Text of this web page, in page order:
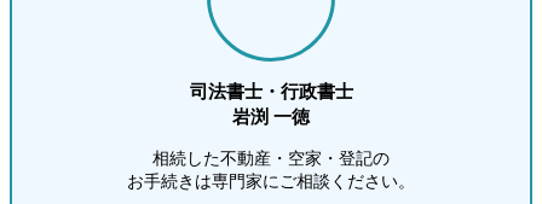
司法書士・行政書士
岩渕 一徳
相続した不動産・空家・登記の
お手続きは専門家にご相談ください。